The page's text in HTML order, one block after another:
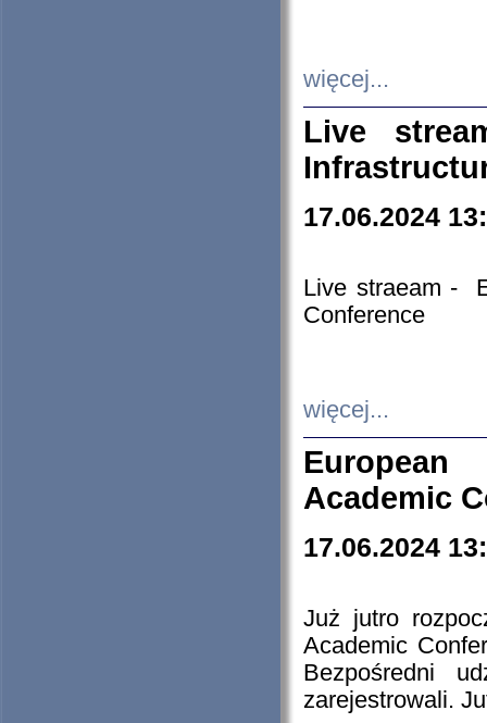
więcej...
Live
17.06.2024
Live straeam -
Conference
więcej...
European
Academic
17.06.2024
Już jutro
Academic
Bezpośredni
zarejestrowali.